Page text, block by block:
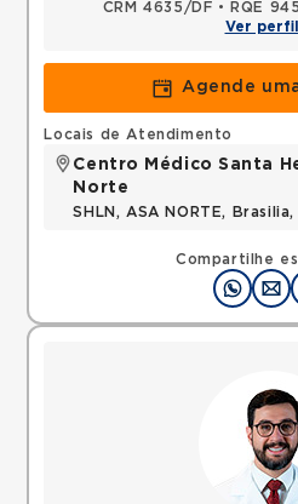
CRM 4635/DF •
RQE
Ver perfil
Agende
Compartilhe
Locais de Atendimento
Centro Médico Santa
Norte
SHLN, ASA NORTE,